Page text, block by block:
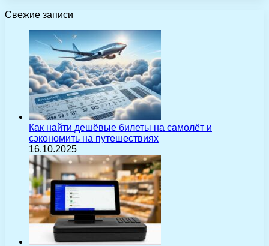
Свежие записи
Как найти дешёвые билеты на самолёт и
сэкономить на путешествиях
16.10.2025